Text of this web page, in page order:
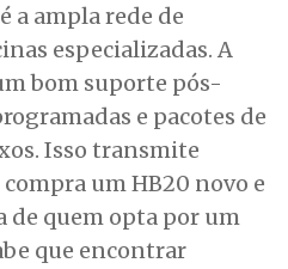
a ampla rede de
especializadas. A
bom suporte pós-
e pacotes de
Isso transmite
um HB20 novo e
de quem opta por um
que encontrar